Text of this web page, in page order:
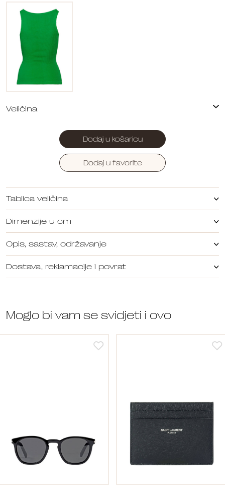
Dodaj u košaricu
Dodaj u favorite
Tablica veličina
Dimenzije u cm
Opis, sastav, održavanje
Dostava, reklamacije i povrat
Moglo bi vam se svidjeti i ovo